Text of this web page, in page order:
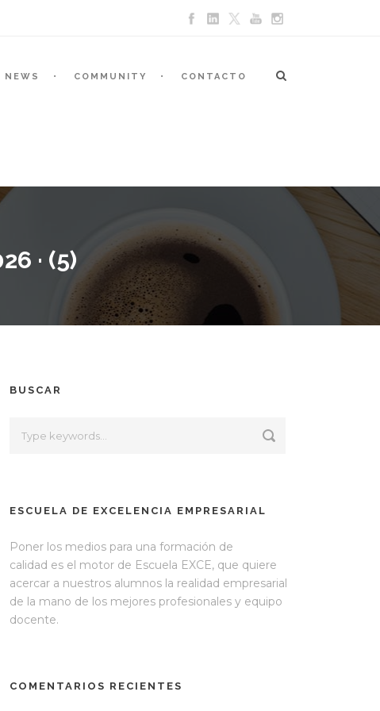
NEWS COMMUNITY CONTACTO
· (5)
BUSCAR
ESCUELA DE EXCELENCIA EMPRESARIAL
Poner los medios para una formación de
calidad es el motor de Escuela EXCE, que quiere
acercar a nuestros alumnos la realidad empresarial
de la mano de los mejores profesionales y equipo
docente.
COMENTARIOS RECIENTES